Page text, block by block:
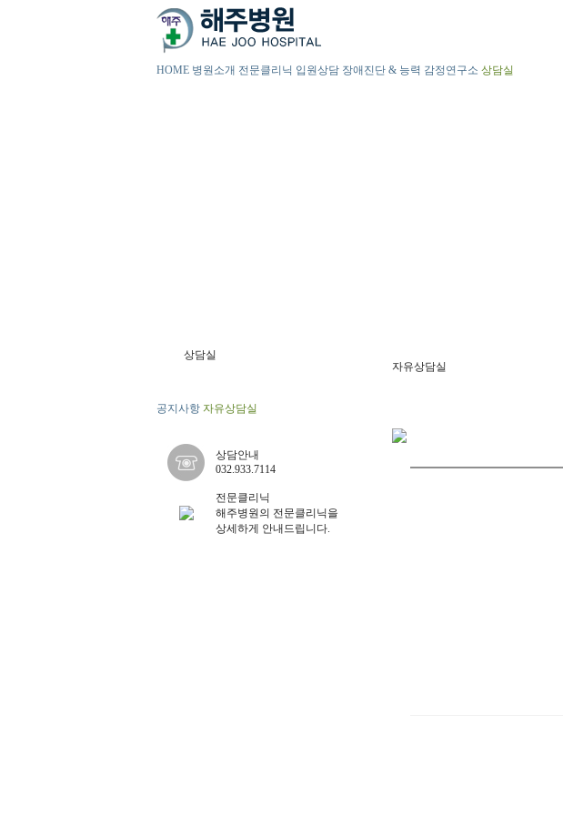
HOME 병원소개 전문클리닉 입원상담 장애진단 & 능력 감정연구소 상담실
상담실
자유상담실
공지사항 자유상담실
상담안내
032.933.7114
전문클리닉
해주병원의 전문클리닉을
상세하게 안내드립니다.